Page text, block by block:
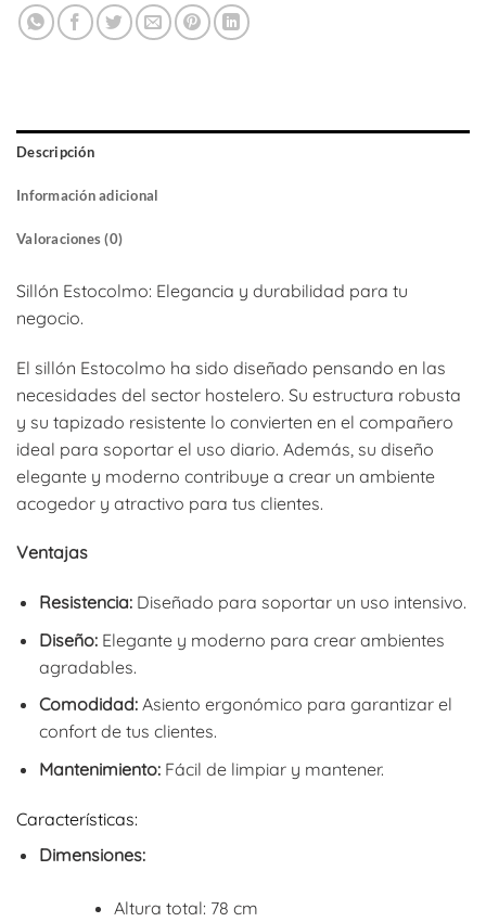
Descripción
Información adicional
Valoraciones (0)
Sillón Estocolmo: Elegancia y durabilidad para tu
negocio.
El sillón Estocolmo ha sido diseñado pensando en las
necesidades del sector hostelero. Su estructura robusta
y su tapizado resistente lo convierten en el compañero
ideal para soportar el uso diario. Además, su diseño
elegante y moderno contribuye a crear un ambiente
acogedor y atractivo para tus clientes.
Ventajas
Resistencia:Diseñado para soportar un uso intensivo.
Diseño:Elegante y moderno para crear ambientes
agradables.
Comodidad:Asiento ergonómico para garantizar el
confort de tus clientes.
Mantenimiento:Fácil de limpiar y mantener.
Características:
Dimensiones:
Altura total: 78 cm